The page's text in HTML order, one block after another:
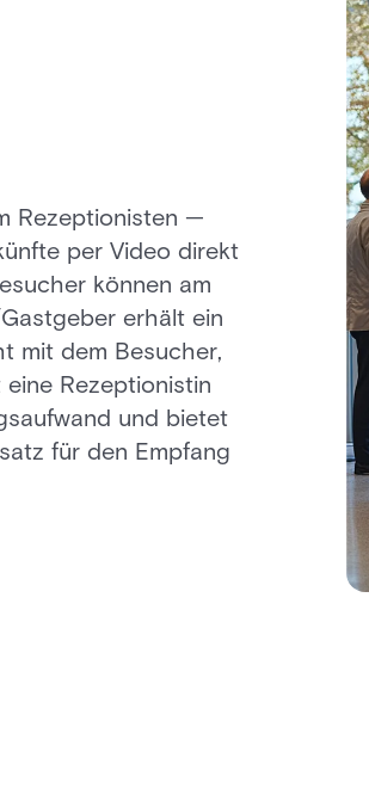
Rezeptionisten —
per Video direkt
können am
erhält ein
mit dem Besucher,
Rezeptionistin
und bietet
für den Empfang